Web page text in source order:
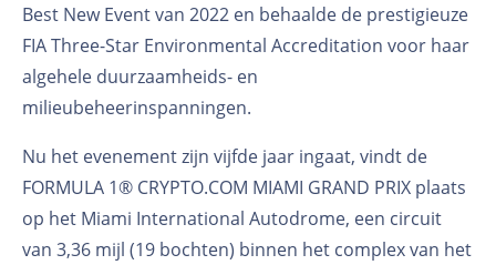
Best New Event van 2022 en behaalde de prestigieuze
FIA Three-Star Environmental Accreditation voor haar
algehele duurzaamheids- en
milieubeheerinspanningen.
Nu het evenement zijn vijfde jaar ingaat, vindt de
FORMULA 1® CRYPTO.COM MIAMI GRAND PRIX plaats
op het Miami International Autodrome, een circuit
van 3,36 mijl (19 bochten) binnen het complex van het